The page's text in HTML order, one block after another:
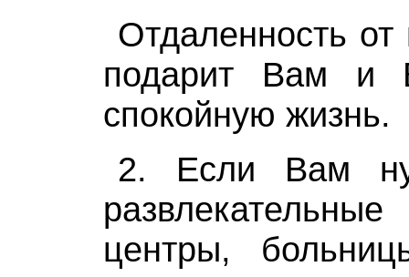
Отдаленность от
подарит Вам и
спокойную жизнь.
2. Если Вам
центры,